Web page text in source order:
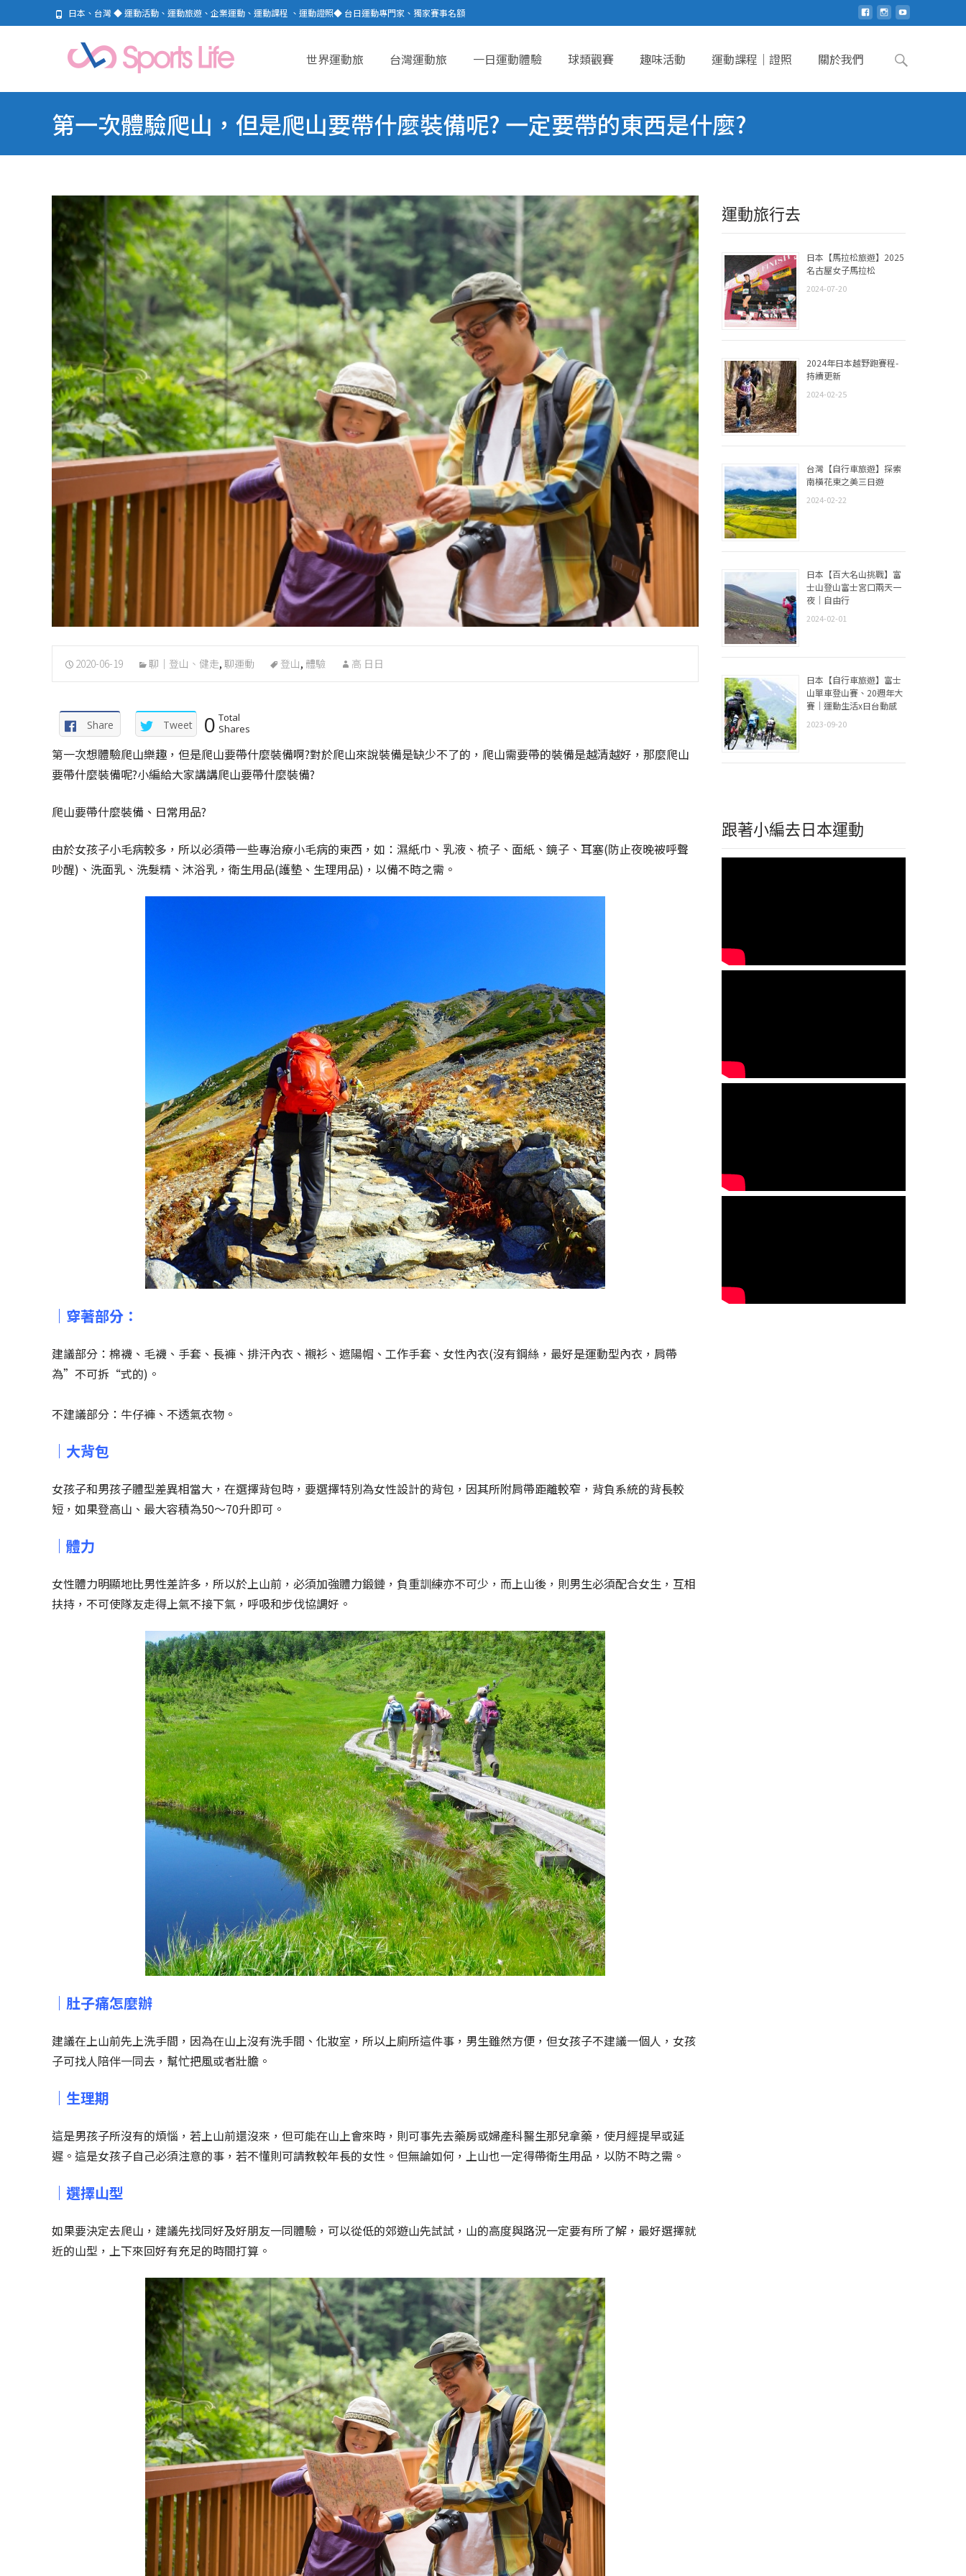
日本、台灣 ◆ 運動活動、運動旅遊、企業運動、運動課程 、運動證照◆ 台日運動專門家、獨家賽事名額
世界運動旅 台灣運動旅 一日運動體驗 球類觀賽 趣味活動 運動課程｜證照 關於我們
Search
第一次體驗爬山，但是爬山要帶什麼裝備呢? 一定要帶的東西是什麼?
2020-06-19 聊｜登山、健走, 聊運動 登山, 體驗 高 日日
Share Tweet 0 Total
Shares
第一次想體驗爬山樂趣，但是爬山要帶什麼裝備啊?對於爬山來說裝備是缺少不了的，爬山需要帶的裝備是越清越好，那麼爬山
要帶什麼裝備呢?小編給大家講講爬山要帶什麼裝備?
爬山要帶什麼裝備、日常用品?
由於女孩子小毛病較多，所以必須帶一些專治療小毛病的東西，如：濕紙巾、乳液、梳子、面紙、鏡子、耳塞(防止夜晚被呼聲
吵醒)、洗面乳、洗髮精、沐浴乳，衛生用品(護墊、生理用品)，以備不時之需。
｜穿著部分：
建議部分：棉襪、毛襪、手套、長褲、排汗內衣、襯衫、遮陽帽、工作手套、女性內衣(沒有鋼絲，最好是運動型內衣，肩帶
為”不可拆“式的)。
不建議部分：牛仔褲、不透氣衣物。
｜大背包
女孩子和男孩子體型差異相當大，在選擇背包時，要選擇特別為女性設計的背包，因其所附肩帶距離較窄，背負系統的背長較
短，如果登高山、最大容積為50～70升即可。
｜體力
女性體力明顯地比男性差許多，所以於上山前，必須加強體力鍛鏈，負重訓練亦不可少，而上山後，則男生必須配合女生，互相
扶持，不可使隊友走得上氣不接下氣，呼吸和步伐協調好。
｜肚子痛怎麼辦
建議在上山前先上洗手間，因為在山上沒有洗手間、化妝室，所以上廁所這件事，男生雖然方便，但女孩子不建議一個人，女孩
子可找人陪伴一同去，幫忙把風或者壯膽。
｜生理期
這是男孩子所沒有的煩惱，若上山前還沒來，但可能在山上會來時，則可事先去藥房或婦產科醫生那兒拿藥，使月經提早或延
遲。這是女孩子自己必須注意的事，若不懂則可請教較年長的女性。但無論如何，上山也一定得帶衛生用品，以防不時之需。
｜選擇山型
如果要決定去爬山，建議先找同好及好朋友一同體驗，可以從低的郊遊山先試試，山的高度與路況一定要有所了解，最好選擇就
近的山型，上下來回好有充足的時間打算。
運動旅行去
日本【馬拉松旅遊】2025
名古屋女子馬拉松
2024-07-20
2024年日本越野跑賽程-
持續更新
2024-02-25
台灣【自行車旅遊】探索
南橫花東之美三日遊
2024-02-22
日本【百大名山挑戰】富
士山登山富士宮口兩天一
夜｜自由行
2024-02-01
日本【自行車旅遊】富士
山單車登山賽、20週年大
賽｜運動生活x日台動感
2023-09-20
跟著小編去日本運動